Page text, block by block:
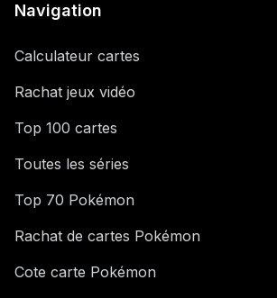
Navigation
Calculateur cartes
Rachat jeux vidéo
Top 100 cartes
Toutes les séries
Top 70 Pokémon
Rachat de cartes Pokémon
Cote carte Pokémon